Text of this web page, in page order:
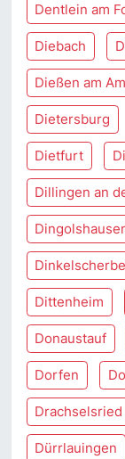
Dentlein am
Diebach
Dießen am
Dietersburg
Dietfurt
Dillingen an
Dittenheim
Donaustauf
Dorfen
Drachselsried
Dürrlauingen